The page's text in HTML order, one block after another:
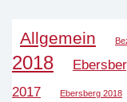
Allgemein
2018
2017
Ebersberg 2018